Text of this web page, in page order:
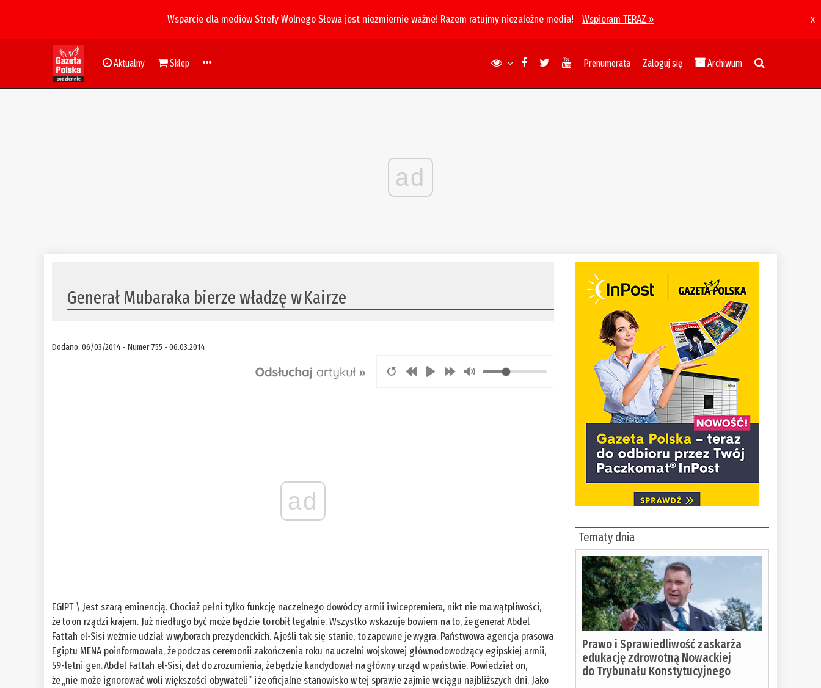
Wsparcie dla mediów Strefy Wolnego Słowa jest niezmiernie ważne! Razem ratujmy niezależne media! Wspieram TERAZ » x
Aktualny Sklep Prenumerata Zaloguj się Archiwum
ad
Generał Mubaraka bierze władzę w Kairze
Dodano: 06/03/2014 - Numer 755 - 06.03.2014
ad
EGIPT \ Jest szarą eminencją. Chociaż pełni tylko funkcję naczelnego dowódcy armii i wicepremiera, nikt nie ma wątpliwości,
że to on rządzi krajem. Już niedługo być może będzie to robił legalnie. Wszystko wskazuje bowiem na to, że generał Abdel
Fattah el-Sisi weźmie udział w wyborach prezydenckich. A jeśli tak się stanie, to zapewne je wygra. Państwowa agencja prasowa
Egiptu MENA poinformowała, że podczas ceremonii zakończenia roku na uczelni wojskowej głównodowodzący egipskiej armii,
59-letni gen. Abdel Fattah el-Sisi, dał do zrozumienia, że będzie kandydował na główny urząd w państwie. Powiedział on,
że „nie może ignorować woli większości obywateli” i że oficjalne stanowisko w tej sprawie zajmie w ciągu najbliższych dni. Jako
Tematy dnia
Prawo i Sprawiedliwość zaskarża
edukację zdrowotną Nowackiej
do Trybunału Konstytucyjnego